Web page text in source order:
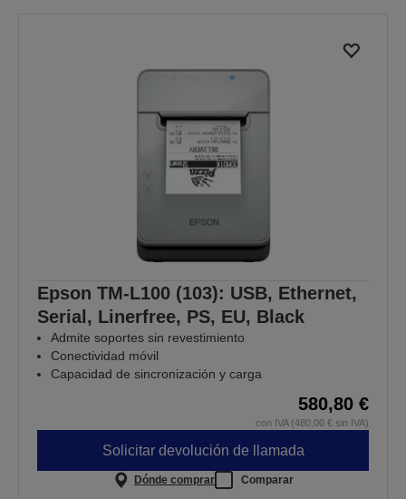
Epson TM-L100 (103): USB, Ethernet,
Serial, Linerfree, PS, EU, Black
Admite soportes sin revestimiento
Conectividad móvil
Capacidad de sincronización y carga
580,80 €
con IVA (480,00 € sin IVA)
Solicitar devolución de llamada
Dónde comprar Comparar